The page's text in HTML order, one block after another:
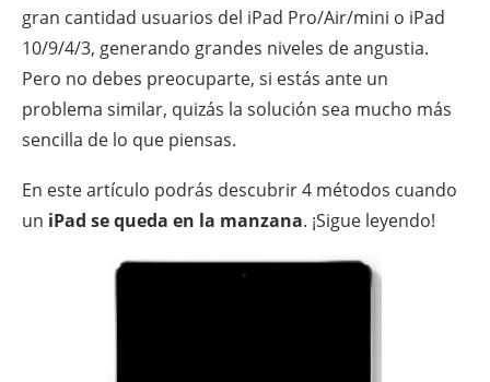
gran cantidad usuarios del iPad Pro/Air/mini o iPad
10/9/4/3, generando grandes niveles de angustia.
Pero no debes preocuparte, si estás ante un
problema similar, quizás la solución sea mucho más
sencilla de lo que piensas.
En este artículo podrás descubrir 4 métodos cuando
un iPad se queda en la manzana. ¡Sigue leyendo!